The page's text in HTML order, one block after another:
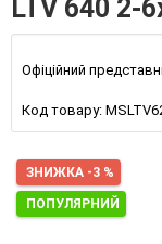
LTV 640 2-
Офіційний
Код товару:
ЗНИЖКА -3 %
ПОПУЛЯРНИЙ